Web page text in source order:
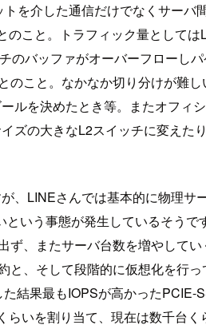
を介した通信だけでなくサー
こと。トラフィック量として
バッファがオーバーフローし
こと。なかなか切り分けが難
を決めたとき等。またオフィ
の大きなL2スイッチに変えた
LINEさんでは基本的に物理
いう事態が発生しているそう
、またサーバ台数を増やして
、そして段階的に仮想化を行
結果最もIOPSが高かった
いを割り当て、現在は数千台く